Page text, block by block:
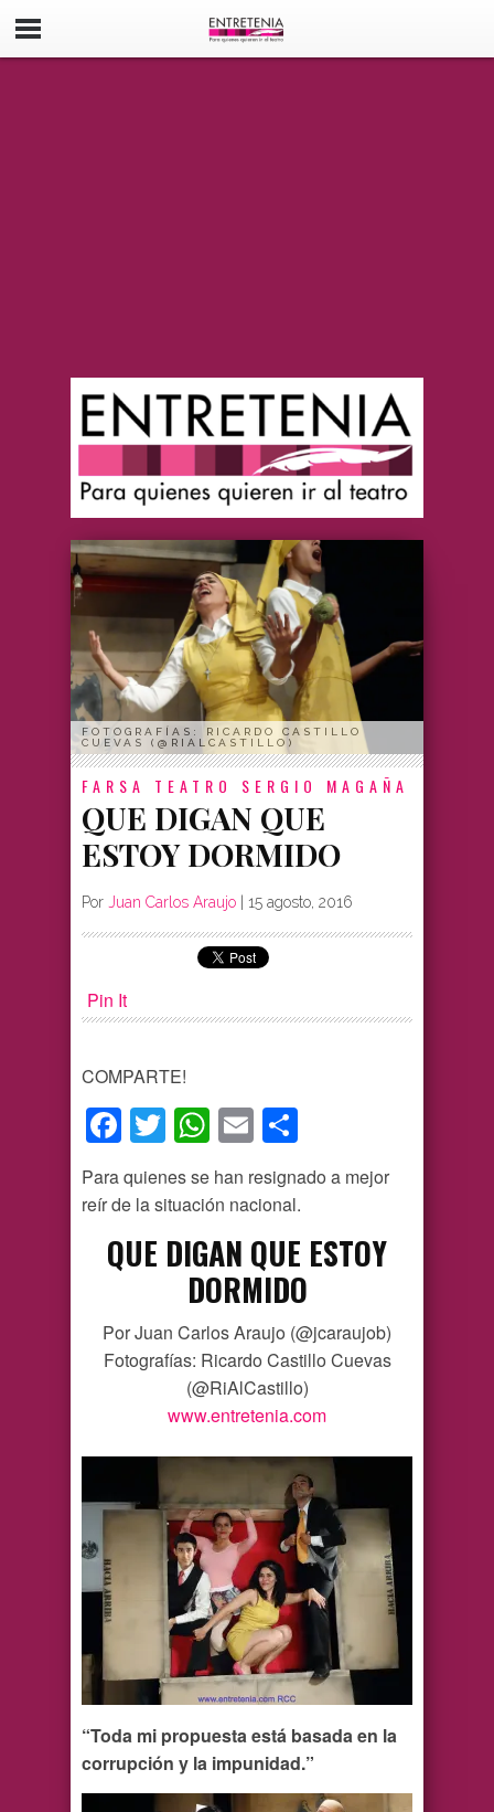
FOTOGRAFÍAS: RICARDO CASTILLO
CUEVAS (@RIALCASTILLO)
FARSA TEATRO SERGIO MAGAÑA
QUE DIGAN QUE
ESTOY DORMIDO
Por Juan Carlos Araujo | 15 agosto, 2016
Pin It
COMPARTE!
Facebook
TwitterWhatsApp
Email
Para quienes se han resignado a mejor
reír de la situación nacional.
QUE DIGAN QUE ESTOY
DORMIDO
Por Juan Carlos Araujo (@jcaraujob)
Fotografías: Ricardo Castillo Cuevas
(@RiAlCastillo)
www.entretenia.com
“Toda mi propuesta está basada en la
corrupción y la impunidad.”